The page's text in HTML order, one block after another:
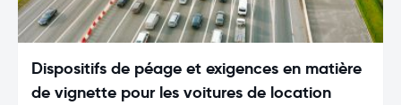
Dispositifs de péage et exigences en matière
de vignette pour les voitures de location